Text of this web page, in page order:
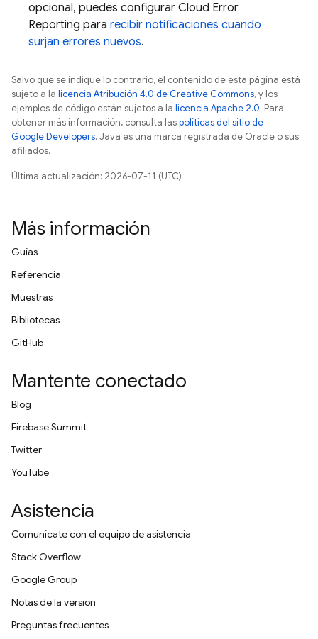
opcional, puedes configurar Cloud Error
Reporting para recibir notificaciones cuando
surjan errores nuevos.
Salvo que se indique lo contrario, el contenido de esta página está
sujeto a la licencia Atribución 4.0 de Creative Commons, y los
ejemplos de código están sujetos a la licencia Apache 2.0. Para
obtener más información, consulta laspolíticas del sitio de
Google Developers. Java es una marca registrada de Oracle o sus
afiliados.
Última actualización: 2026-07-11 (UTC)
Más información
Guías
Referencia
Muestras
Bibliotecas
GitHub
Mantente conectado
Blog
Firebase Summit
Twitter
YouTube
Asistencia
Comunícate con el equipo de asistencia
Stack Overflow
Google Group
Notas de la versión
Preguntas frecuentes